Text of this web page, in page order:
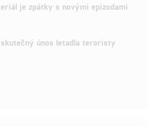
je zpátky s novými epizodami
únos letadla teroristy